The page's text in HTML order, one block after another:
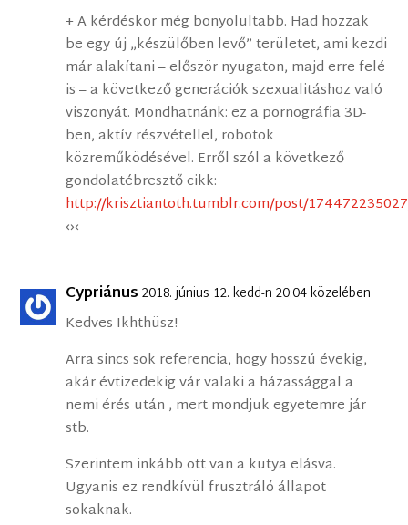
+ A kérdéskör még bonyolultabb. Had hozzak
be egy új „készülőben levő” területet, ami kezdi
már alakítani – először nyugaton, majd erre felé
is – a következő generációk szexualitáshoz való
viszonyát. Mondhatnánk: ez a pornográfia 3D-
ben, aktív részvétellel, robotok
közreműködésével. Erről szól a következő
gondolatébresztő cikk:
http://krisztiantoth.tumblr.com/post/
‹›‹
Cypriánus 2018. június 12. kedd-n 20:04 közelében
Kedves Ikhthüsz!
Arra sincs sok referencia, hogy hosszú évekig,
akár évtizedekig vár valaki a házassággal a
nemi érés után , mert mondjuk egyetemre jár
stb.
Szerintem inkább ott van a kutya elásva.
Ugyanis ez rendkívül frusztráló állapot
sokaknak.